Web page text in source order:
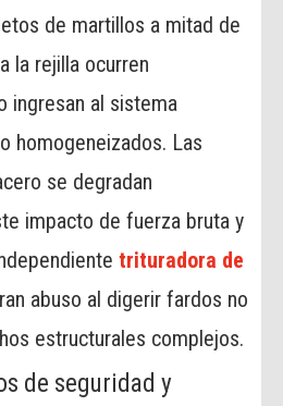
de martillos a mitad de
la rejilla ocurren
ingresan al sistema
homogeneizados. Las
se degradan
impacto de fuerza bruta y
trituradora de
abuso al digerir fardos no
estructurales complejos.
de seguridad y